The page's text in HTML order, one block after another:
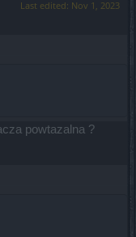
Last edited: Nov 1, 2023
powtazalna ?